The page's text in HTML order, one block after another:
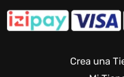
Crea una